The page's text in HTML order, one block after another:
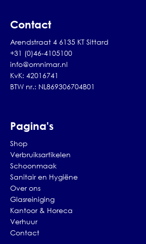
Contact
Arendstraat 4 6135 KT Sittard
+31 (0)46-4105100
info@omnimar.nl
KvK: 42016741
BTW nr.: NL869306704B01
Pagina's
Shop
Verbruiksartikelen
Schoonmaak
Sanitair en Hygiëne
Over ons
Glasreiniging
Kantoor & Horeca
Verhuur
Contact